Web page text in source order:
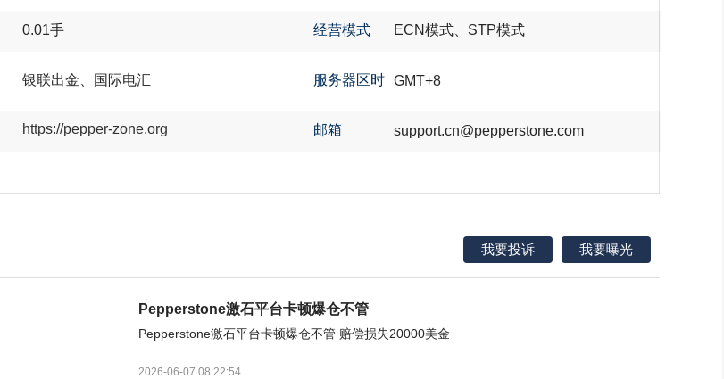
0.01手 经营模式 ECN模式、STP模式
银联出金、国际电汇 服务器区时 GMT+8
https://pepper-zone.org 邮箱 support.cn@pepperstone.com
我要投诉 我要曝光
Pepperstone激石平台卡顿爆仓不管
Pepperstone激石平台卡顿爆仓不管 赔偿损失20000美金
2026-06-07 08:22:54